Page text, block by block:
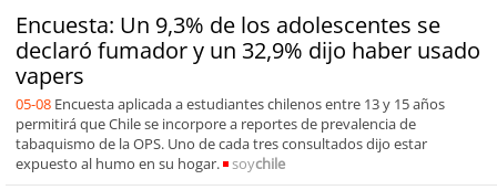
Encuesta: Un 9,3% de los adolescentes se
declaró fumador y un 32,9% dijo haber usado
vapers
05-08 Encuesta aplicada a estudiantes chilenos entre 13 y 15 años
permitirá que Chile se incorpore a reportes de prevalencia de
tabaquismo de la OPS. Uno de cada tres consultados dijo estar
expuesto al humo en su hogar.
soychile